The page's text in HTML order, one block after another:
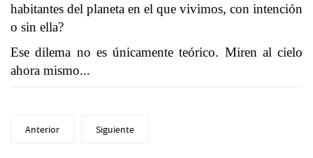
habitantes del planeta en el que vivimos, con intención
o sin ella?
Ese dilema no es únicamente teórico. Miren al cielo
ahora mismo...
Anterior Siguiente